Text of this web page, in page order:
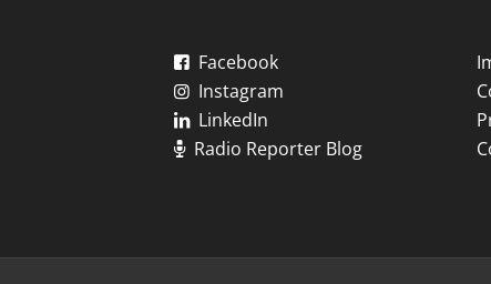
Facebook
Instagram
LinkedIn
Radio Reporter Blog